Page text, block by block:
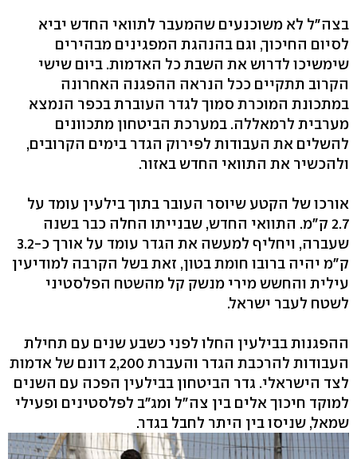
בצה"ל לא משוכנעים שהמעבר לתוואי החדש יביא
לסיום החיכוך, וגם בהנהגת המפגינים מבהירים
שימשיכו לדרוש את השבת כל האדמות. ביום שישי
הקרוב תתקיים ככל הנראה ההפגנה האחרונה
במתכונת המוכרת סמוך לגדר העוברת בכפר הנמצא
מערבית לרמאללה. במערכת הביטחון מתכוונים
להשלים את העבודות לפירוק הגדר בימים הקרובים,
ולהכשיר את התוואי החדש באזור.
אורכו של הקטע שיוסר העובר בתוך בילעין עומד על
2.7 ק"מ. התוואי החדש, שבנייתו החלה כבר בשנה
שעברה, ויחליף למעשה את הגדר עומד על אורך כ-3.2
ק"מ יהיה ברובו חומת בטון, זאת בשל הקרבה למודיעין
עילית והחשש מירי מנשק קל מהשטח הפלסטיני
לשטח לעבר ישראל.
ההפגנות בבילעין החלו לפני כשבע שנים עם תחילת
העבודות להרכבת הגדר והעברת 2,200 דונם של אדמות
לצד הישראלי. גדר הביטחון בבילעין הפכה עם השנים
למוקד חיכוך אלים בין צה"ל ומג"ב לפלסטינים ופעילי
שמאל, שניסו בין היתר לחבל בגדר.